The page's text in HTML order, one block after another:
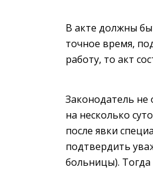
В акте должны
точное время,
работу, то акт
Законодатель не
на несколько
после явки
подтвердить
больницы). Тогда